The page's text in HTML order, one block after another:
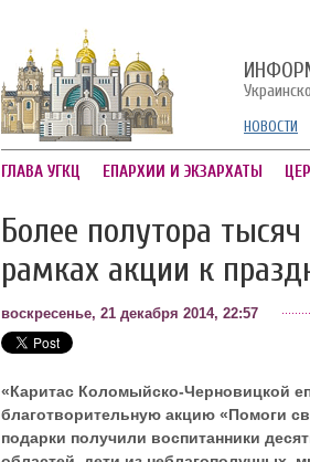
НОВОСТИ
ГЛАВА УГКЦ ЕПАРХИИ И ЭКЗАРХАТЫ
Более полутора
рамках акции к
воскресенье, 21 декабря 2014, 22:57
«Каритас Коломыйско-Черновицкой
благотворительную акцию «Помоги
подарки получили воспитанники